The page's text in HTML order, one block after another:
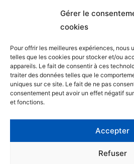
Gérer le
cookies
Pour offrir les meilleures expériences, nous
telles que les cookies pour stocker et/ou
appareils. Le fait de consentir à ces
traiter des données telles que le
uniques sur ce site. Le fait de ne pas
consentement peut avoir un effet négatif
et fonctions.
Accepter
Refuser
Mentions légales
Politique de confidentialité